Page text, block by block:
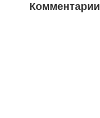
Комментарии